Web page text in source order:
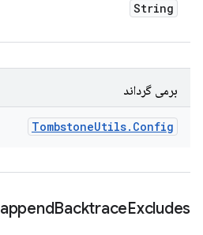
String
برمی گرداند
TombstoneUtils. Config
appendBacktraceExcludes